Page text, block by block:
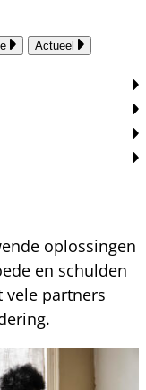
Actueel
oplossingen
en schulden
vele partners